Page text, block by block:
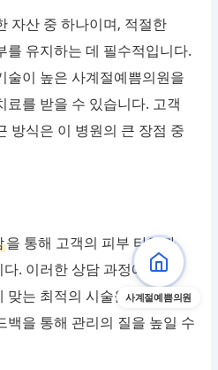
자산 중 하나이며, 적절한
를 유지하는 데 필수적입니다.
술이 높은 사계절예쁨의원을
료를 받을 수 있습니다. 고객
방식은 이 병원의 큰 장점 중
을 통해 고객의 피부 타입과
. 이러한 상담 과정에서
는 최적의 시술을 받게 되며,
백을 통해 관리의 질을 높일 수
사계절예쁨의원